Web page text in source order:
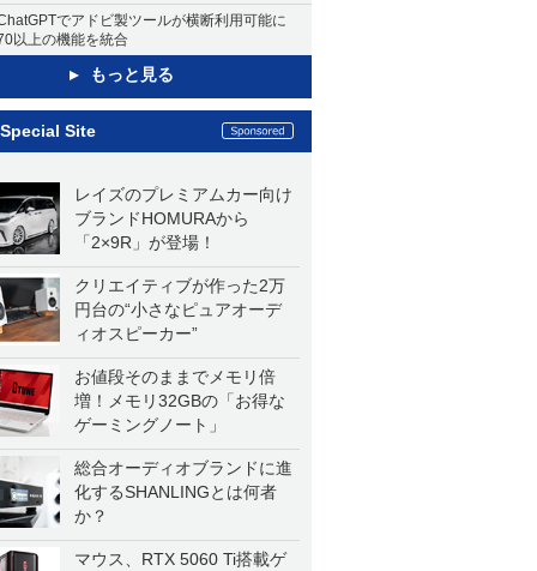
でアドビ製ツールが横断利用可能に
以上の機能を統合
もっと見る
Special Site
レイズのプレミアムカー向け
ブランドHOMURAから
「2×9R」が登場！
クリエイティブが作った2万
円台の“小さなピュアオーデ
ィオスピーカー”
お値段そのままでメモリ倍
増！メモリ32GBの「お得な
ゲーミングノート」
総合オーディオブランドに進
化するSHANLINGとは何者
か？
マウス、RTX 5060 Ti搭載ゲ